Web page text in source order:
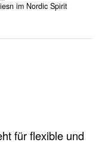
im Nordic Spirit
für flexible und